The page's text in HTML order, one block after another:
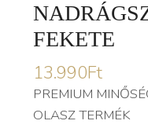
FEKETE
13.990Ft
PREMIUM
OLASZ TERMÉK